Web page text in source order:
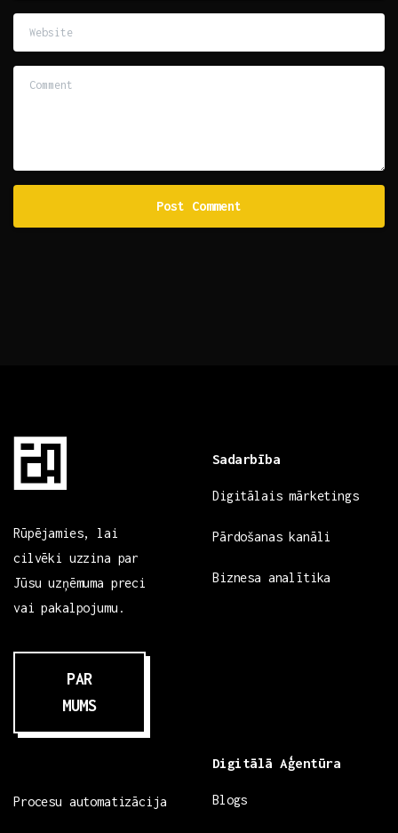
Website
Rūpējamies, lai
cilvēki uzzina par
Jūsu uzņēmuma preci
vai pakalpojumu.
PAR
MUMS
Sadarbība
Digitālais mārketings
Pārdošanas kanāli
Biznesa analītika
Procesu automatizācija
Digitālā Aģentūra
Blogs